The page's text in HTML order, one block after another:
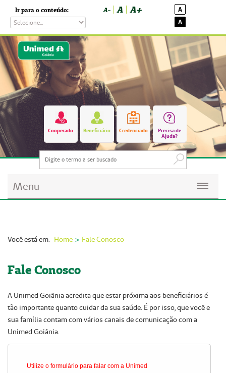
Ir para o conteúdo: A- A A+
A
A
Cooperado Beneficiário Credenciado
Precisa de
Ajuda?
Menu
Imprensa
Institucional
Fale Conosco
Você está em: Home Fale Conosco
Fale Conosco
A Unimed Goiânia acredita que estar próxima aos beneficiários é
tão importante quanto cuidar da sua saúde. É por isso, que você e
sua família contam com vários canais de comunicação com a
Unimed Goiânia.